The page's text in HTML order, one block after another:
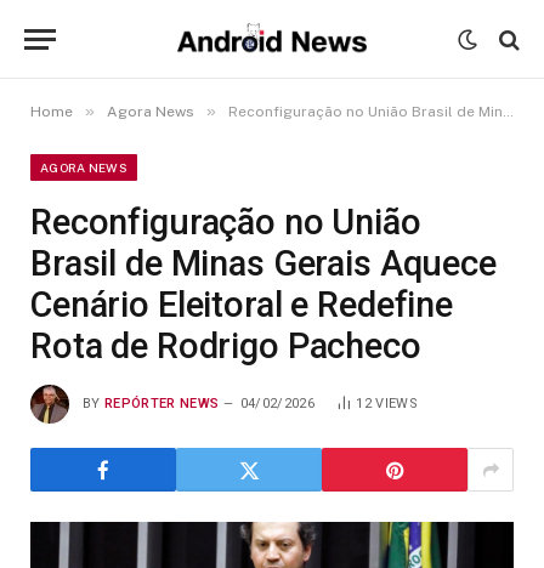
Home » Agora News » Reconfiguração no União Brasil de Minas Gerais Aquece Cenário Eleitoral e Redefine Rota de Rodrigo Pacheco
AGORA NEWS
Reconfiguração no União
Brasil de Minas Gerais Aquece
Cenário Eleitoral e Redefine
Rota de Rodrigo Pacheco
BY REPÓRTER NEWS 04/02/2026 12VIEWS